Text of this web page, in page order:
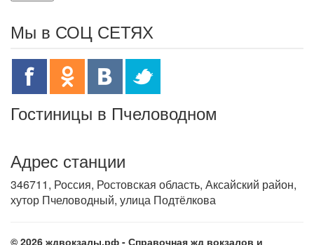
Мы в СОЦ СЕТЯХ
Гостиницы в Пчеловодном
Адрес станции
346711, Россия, Ростовская область, Аксайский район,
хутор Пчеловодный, улица Подтёлкова
© 2026 ждвокзалы.рф - Справочная жд вокзалов и